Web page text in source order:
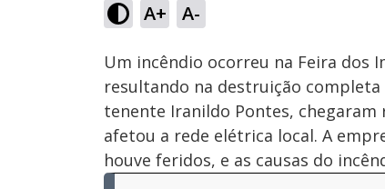
A+ A-
Ativar
Som
Um incêndio ocorreu na Feira dos
resultando na destruição completa
tenente Iranildo Pontes,
afetou a rede elétrica local. A
houve feridos, e as causas do